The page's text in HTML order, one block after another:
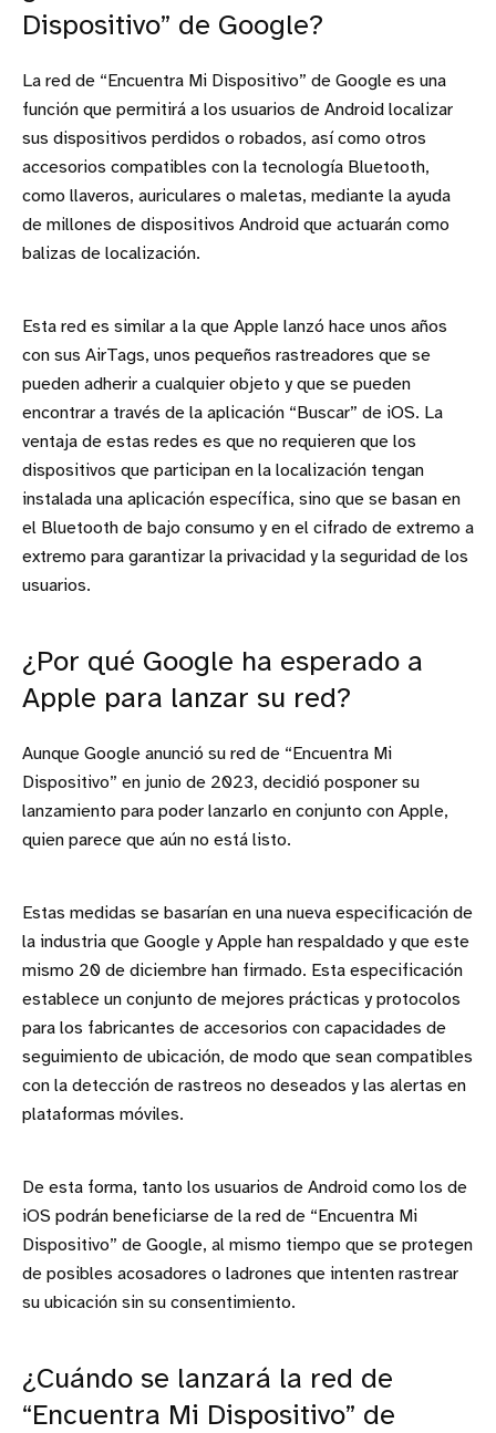
Dispositivo” de Google?
La red de “Encuentra Mi Dispositivo” de Google es una
función que permitirá a los usuarios de Android localizar
sus dispositivos perdidos o robados, así como otros
accesorios compatibles con la tecnología Bluetooth,
como llaveros, auriculares o maletas, mediante la ayuda
de millones de dispositivos Android que actuarán como
balizas de localización.
Esta red es similar a la que Apple lanzó hace unos años
con sus AirTags, unos pequeños rastreadores que se
pueden adherir a cualquier objeto y que se pueden
encontrar a través de la aplicación “Buscar” de iOS. La
ventaja de estas redes es que no requieren que los
dispositivos que participan en la localización tengan
instalada una aplicación específica, sino que se basan en
el Bluetooth de bajo consumo y en el cifrado de extremo a
extremo para garantizar la privacidad y la seguridad de los
usuarios.
¿Por qué Google ha esperado a
Apple para lanzar su red?
Aunque Google anunció su red de “Encuentra Mi
Dispositivo” en junio de 2023, decidió posponer su
lanzamiento para poder lanzarlo en conjunto con Apple,
quien parece que aún no está listo.
Estas medidas se basarían en una nueva especificación de
la industria que Google y Apple han respaldado y que este
mismo 20 de diciembre han firmado. Esta especificación
establece un conjunto de mejores prácticas y protocolos
para los fabricantes de accesorios con capacidades de
seguimiento de ubicación, de modo que sean compatibles
con la detección de rastreos no deseados y las alertas en
plataformas móviles.
De esta forma, tanto los usuarios de Android como los de
iOS podrán beneficiarse de la red de “Encuentra Mi
Dispositivo” de Google, al mismo tiempo que se protegen
de posibles acosadores o ladrones que intenten rastrear
su ubicación sin su consentimiento.
¿Cuándo se lanzará la red de
“Encuentra Mi Dispositivo” de